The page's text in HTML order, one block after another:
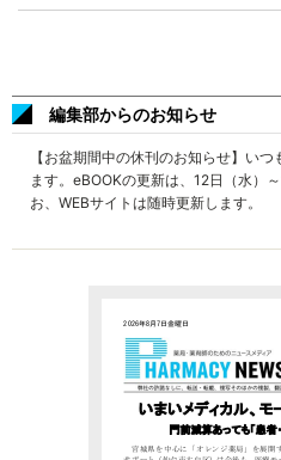
編集部からのお知らせ
【お盆期間中の休刊のお知らせ】い
ます。eBOOKの更新は、12日（水）
お、WEBサイトは随時更新します。